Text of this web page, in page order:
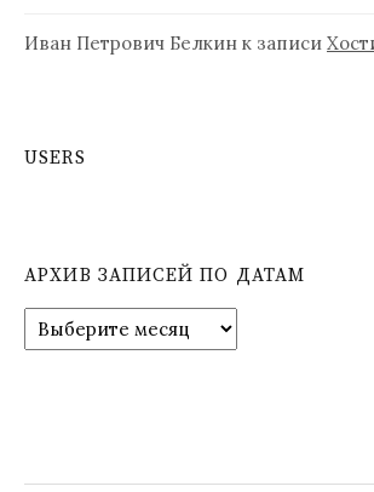
Иван Петрович Белкин к записи
USERS
АРХИВ ЗАПИСЕЙ ПО ДАТАМ
р
а